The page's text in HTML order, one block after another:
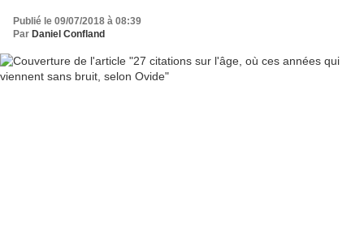
Publié le 09/07/2018 à 08:39
Par Daniel Confland